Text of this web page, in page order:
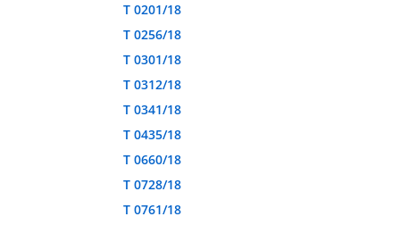
T 0201/18
T 0256/18
T 0301/18
T 0312/18
T 0341/18
T 0435/18
T 0660/18
T 0728/18
T 0761/18